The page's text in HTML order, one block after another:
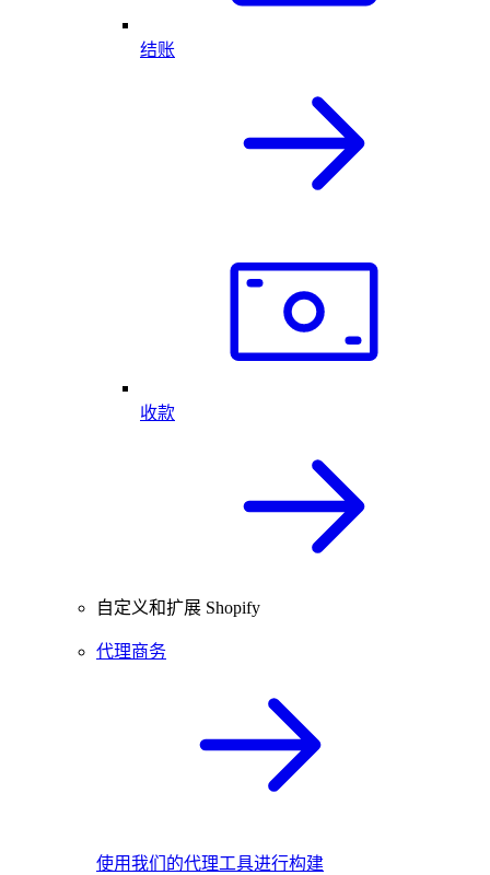
结账
收款
自定义和扩展 Shopify
代理商务
使用我们的代理工具进行构建